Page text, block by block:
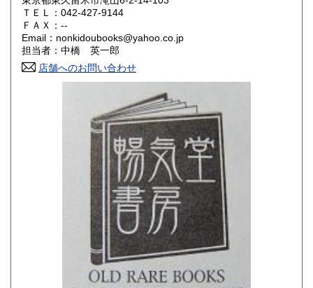
山口県 180円
香川県 180円 愛媛県
高知県
180円 長崎県
180円 大分県
180円 鹿児島県
180円
ＴＥＬ：042-427-9144
ＦＡＸ：--
Email：nonkidoubooks@yahoo.co.jp
担当者：中橋 英一郎
店舗へのお問い合わせ